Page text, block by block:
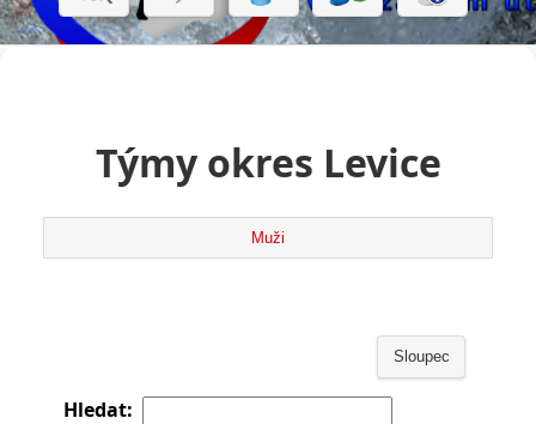
Týmy okres Levice
Muži
Sloupec
Hledat: